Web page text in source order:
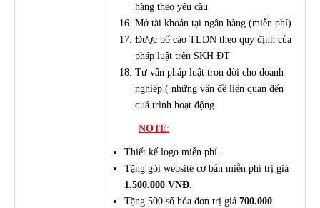
hàng theo yêu cầu
Mở tài khoản tại ngân hàng (miễn phí)
Được bố cáo TLDN theo quy định của
pháp luật trên SKH ĐT
Tư vấn pháp luật trọn đời cho doanh
nghiệp ( những vấn đề liên quan đến
quá trình hoạt động
NOTE:
Thiết kế logo miễn phí.
Tặng gói website cơ bản miễn phí trị giá
1.500.000 VNĐ.
Tặng 500 số hóa đơn trị giá 700.000